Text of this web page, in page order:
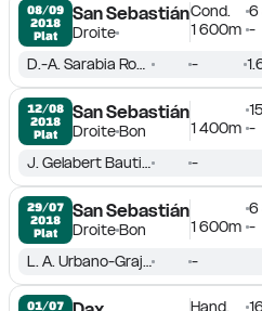
08/09
2018
Plat
San Sebastián
Droite
Cond.
6
1 600m -
D.-A. Sarabia Rodriguez -
12/08
2018
Plat
San Sebastián
DroiteBon
1 400m -
J. Gelabert Bautista -
29/07
2018
Plat
San Sebastián
DroiteBon
6
1 600m -
L. A. Urbano-Grajales -
01/07